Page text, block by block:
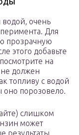
водой, очень
Для
прозрачную
этого добавьте
на
должен
топливу с водой
оно порозовело.
слишком
может
результаты